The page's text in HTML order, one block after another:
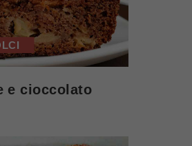
e cioccolato